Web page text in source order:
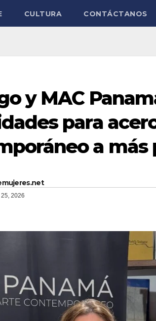
CULTURA CONTÁCTANOS
y MAC
para
a más
2026